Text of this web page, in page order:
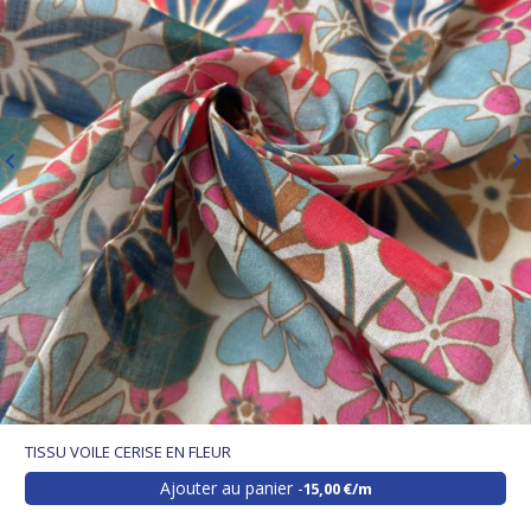
TISSU VOILE CERISE EN FLEUR
Ajouter au panier 15,00 €/m